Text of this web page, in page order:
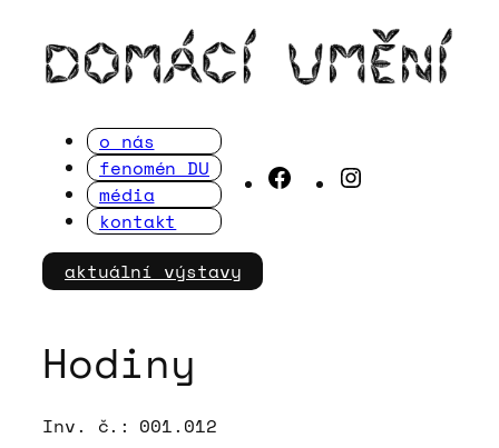
obsah
o nás
fenomén DU
média
kontakt
Facebook
aktuální výstavy
Hodiny
Inv. č.: 001.012